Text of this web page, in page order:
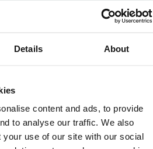
Details About
content and ads, to provide
to analyse our traffic. We also
your use of our site with our social
Vaise